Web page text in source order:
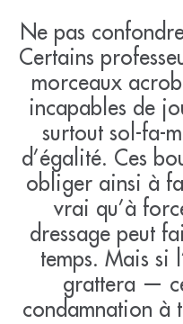
Ne pas
Certains
morceaux
incapables de
surtout sol-fa-
d’égalité. Ces
obliger ainsi à
vrai qu’à
dressage peut
temps. Mais si
grattera —
condamnation à